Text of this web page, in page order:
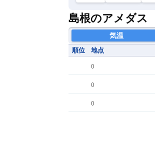
島根のアメダス
気温
順位 地点
()
()
()